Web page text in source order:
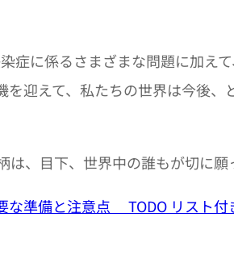
症に係るさまざまな問題に加え
迎えて、私たちの世界は今後
、目下、世界中の誰もが切に願
準備と注意点 TODO リスト付